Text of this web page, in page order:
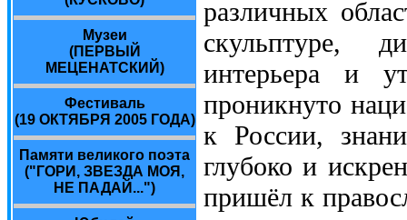
Музеи
(ПЕРВЫЙ
МЕЦЕНАТСКИЙ)
Фестиваль
(19 ОКТЯБРЯ 2005 ГОДА)
Памяти великого поэта
("ГОРИ, ЗВЕЗДА МОЯ,
НЕ ПАДАЙ...")
различных
скульптуре,
интерьера и
проникнуто
к России,
глубоко и
пришёл к